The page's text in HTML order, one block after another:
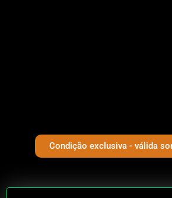
Condição exclusiva - válida